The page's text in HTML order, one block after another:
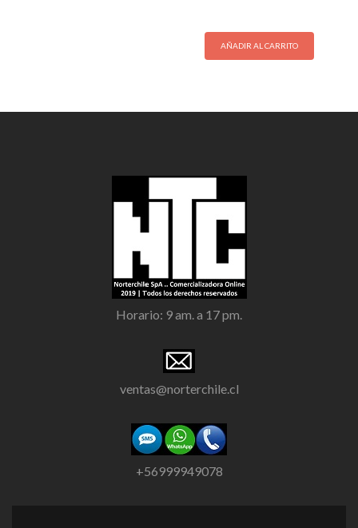
AÑADIR AL CARRITO
Horario: 9 am. a 17 pm.
ventas@norterchile.cl
+56999949078